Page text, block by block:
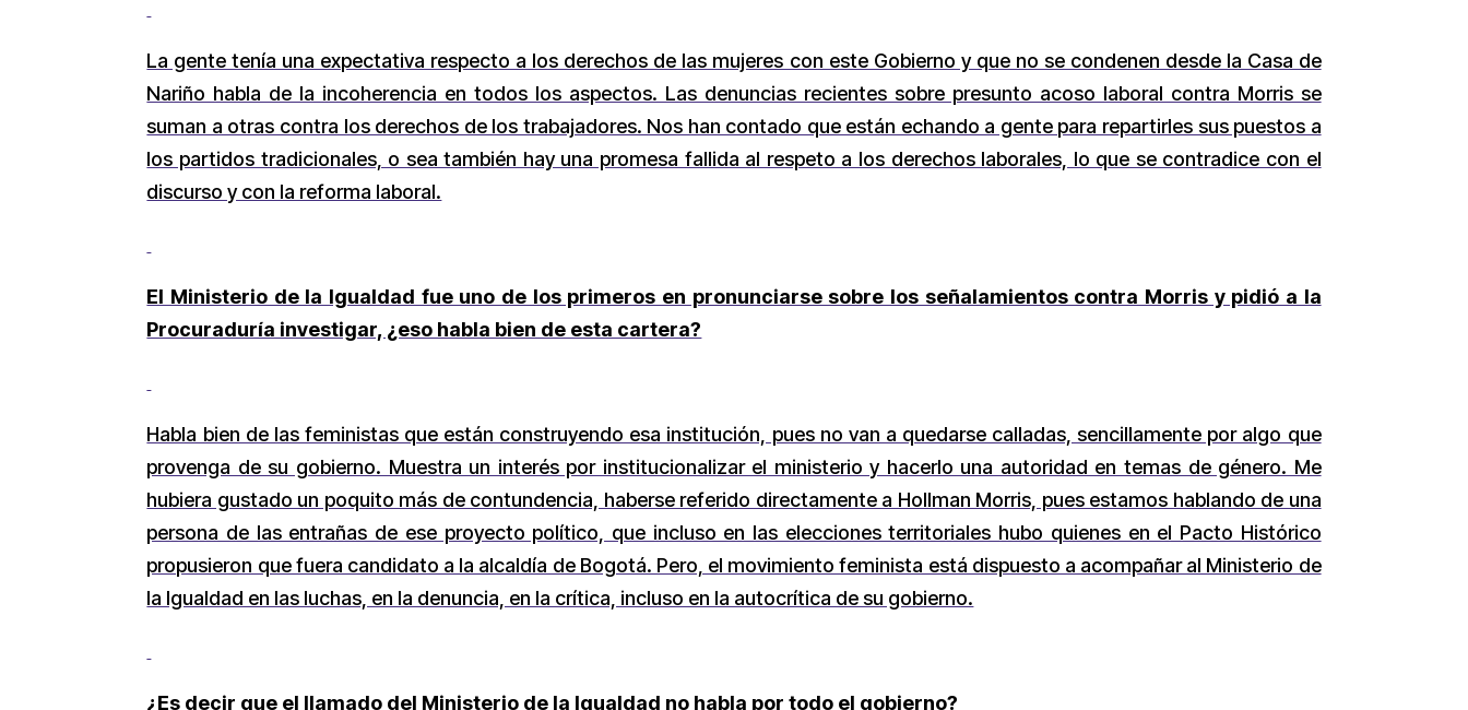
La gente tenía una expectativa respecto a los derechos de las mujeres con este Gobierno y que no se condenen desde la Casa de
Nariño habla de la incoherencia en todos los aspectos. Las denuncias recientes sobre presunto acoso laboral contra Morris se
suman a otras contra los derechos de los trabajadores. Nos han contado que están echando a gente para repartirles sus puestos a
los partidos tradicionales, o sea también hay una promesa fallida al respeto a los derechos laborales, lo que se contradice con el
discurso y con la reforma laboral.
El Ministerio de la Igualdad fue uno de los primeros en pronunciarse sobre los señalamientos contra Morris y pidió a la
Procuraduría investigar, ¿eso habla bien de esta cartera?
Habla bien de las feministas que están construyendo esa institución, pues no van a quedarse calladas, sencillamente por algo que
provenga de su gobierno. Muestra un interés por institucionalizar el ministerio y hacerlo una autoridad en temas de género. Me
hubiera gustado un poquito más de contundencia, haberse referido directamente a Hollman Morris, pues estamos hablando de una
persona de las entrañas de ese proyecto político, que incluso en las elecciones territoriales hubo quienes en el Pacto Histórico
propusieron que fuera candidato a la alcaldía de Bogotá. Pero, el movimiento feminista está dispuesto a acompañar al Ministerio de
la Igualdad en las luchas, en la denuncia, en la crítica, incluso en la autocrítica de su gobierno.
¿Es decir que el llamado del Ministerio de la Igualdad no habla por todo el gobierno?